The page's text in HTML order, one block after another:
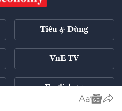
Tiêu & Dùng
VnE TV
English ++